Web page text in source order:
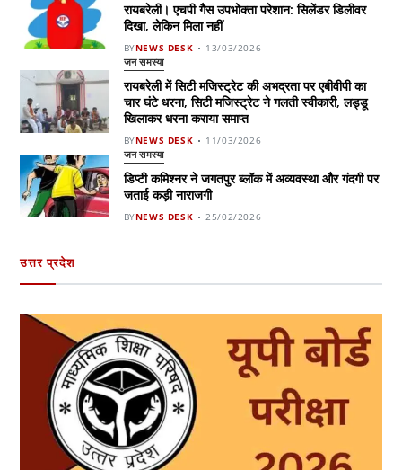
रायबरेली। एचपी गैस उपभोक्ता परेशान: सिलेंडर डिलीवर
दिखा, लेकिन मिला नहीं
BYNEWS DESK 13/03/2026
जन समस्या
रायबरेली में सिटी मजिस्ट्रेट की अभद्रता पर एबीवीपी का
चार घंटे धरना, सिटी मजिस्ट्रेट ने गलती स्वीकारी, लड्डू
खिलाकर धरना कराया समाप्त
BYNEWS DESK 11/03/2026
जन समस्या
डिप्टी कमिश्नर ने जगतपुर ब्लॉक में अव्यवस्था और गंदगी पर
जताई कड़ी नाराजगी
BYNEWS DESK 25/02/2026
उत्तर प्रदेश